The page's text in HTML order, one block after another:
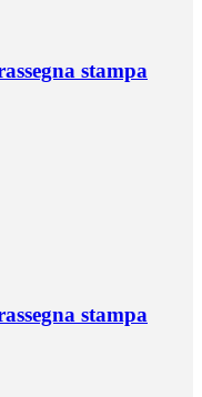
stampa
stampa